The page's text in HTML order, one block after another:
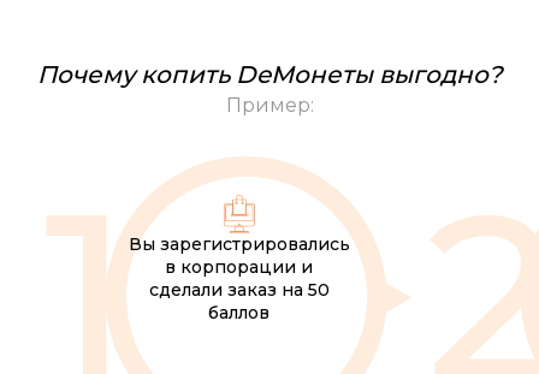
Почему копить DeМонеты выгодно?
Пример:
Вы зарегистрировались
в корпорации и
сделали заказ на 50
баллов